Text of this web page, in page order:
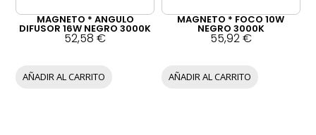
MAGNETO * ANGULO
DIFUSOR 16W NEGRO 3000K
52,58€
AÑADIR AL CARRITO
MAGNETO * FOCO 10W
NEGRO 3000K
55,92€
AÑADIR AL CARRITO